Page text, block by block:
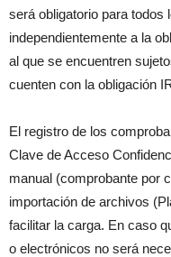
será obligatorio para todos
independientemente a la
al que se encuentren
cuenten con la obligación
El registro de los
Clave de Acceso
manual (comprobante por
importación de archivos
facilitar la carga. En caso
o electrónicos no será